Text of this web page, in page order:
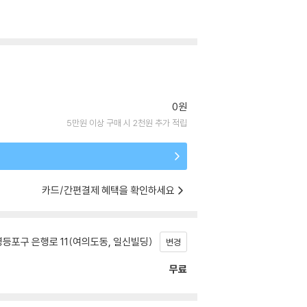
0원
5만원 이상 구매 시 2천원 추가 적립
카드/간편결제 혜택을 확인하세요
포구 은행로 11(여의도동, 일신빌딩) 변경
무료